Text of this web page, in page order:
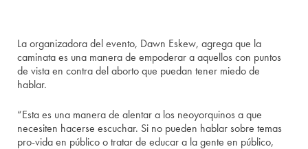
La organizadora del evento, Dawn Eskew, agrega que la
caminata es una manera de empoderar a aquellos con puntos
de vista en contra del aborto que puedan tener miedo de
hablar.
“Esta es una manera de alentar a los neoyorquinos a que
necesiten hacerse escuchar. Si no pueden hablar sobre temas
pro-vida en público o tratar de educar a la gente en público,